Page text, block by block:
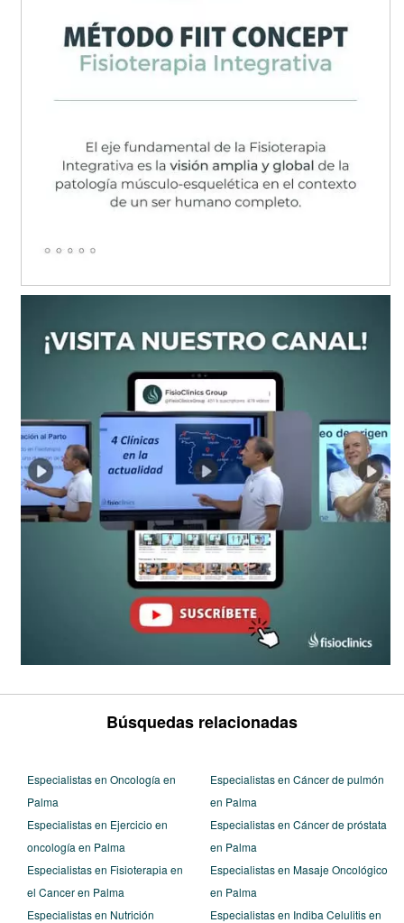
Búsquedas relacionadas
Especialistas en Oncología en
Palma
Especialistas en Ejercicio en
oncología en Palma
Especialistas en Fisioterapia en
el Cancer en Palma
Especialistas en Nutrición
Especialistas en Cáncer de pulmón
en Palma
Especialistas en Cáncer de próstata
en Palma
Especialistas en Masaje Oncológico
en Palma
Especialistas en Indiba Celulitis en